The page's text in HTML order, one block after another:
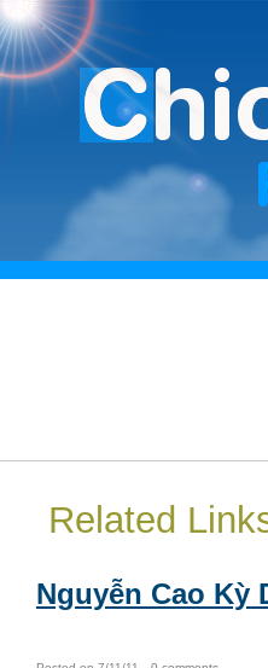
Related
Nguyễn Cao Kỳ